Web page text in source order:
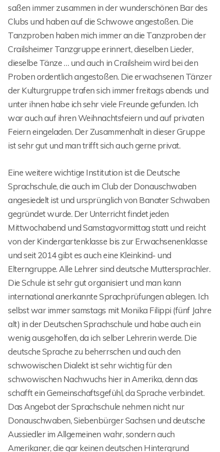
saßen immer zusammen in der wunderschönen Bar des
Clubs und haben auf die Schwowe angestoßen. Die
Tanzproben haben mich immer an die Tanzproben der
Crailsheimer Tanzgruppe erinnert, dieselben Lieder,
dieselbe Tänze … und auch in Crailsheim wird bei den
Proben ordentlich angestoßen. Die erwachsenen Tänzer
der Kulturgruppe trafen sich immer freitags abends und
unter ihnen habe ich sehr viele Freunde gefunden. Ich
war auch auf ihren Weihnachtsfeiern und auf privaten
Feiern eingeladen. Der Zusammenhalt in dieser Gruppe
ist sehr gut und man trifft sich auch gerne privat.
Eine weitere wichtige Institution ist die Deutsche
Sprachschule, die auch im Club der Donauschwaben
angesiedelt ist und ursprünglich von Banater Schwaben
gegründet wurde. Der Unterricht findet jeden
Mittwochabend und Samstagvormittag statt und reicht
von der Kindergartenklasse bis zur Erwachsenenklasse
und seit 2014 gibt es auch eine Kleinkind- und
Elterngruppe. Alle Lehrer sind deutsche Muttersprachler.
Die Schule ist sehr gut organisiert und man kann
international anerkannte Sprachprüfungen ablegen. Ich
selbst war immer samstags mit Monika Filippi (fünf Jahre
alt) in der Deutschen Sprachschule und habe auch ein
wenig ausgeholfen, da ich selber Lehrerin werde. Die
deutsche Sprache zu beherrschen und auch den
schwowischen Dialekt ist sehr wichtig für den
schwowischen Nachwuchs hier in Amerika, denn das
schafft ein Gemeinschaftsgefühl, da Sprache verbindet.
Das Angebot der Sprachschule nehmen nicht nur
Donauschwaben, Siebenbürger Sachsen und deutsche
Aussiedler im Allgemeinen wahr, sondern auch
Amerikaner, die gar keinen deutschen Hintergrund